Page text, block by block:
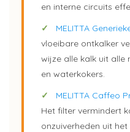
en interne circuits
✓
MELITTA
vloeibare ontkalker
wijze alle kalk uit
en waterkokers.
✓
MELITTA Caffeo
Het filter vermindert
onzuiverheden uit